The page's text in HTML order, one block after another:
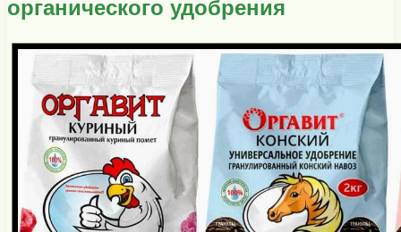
органического удобрения